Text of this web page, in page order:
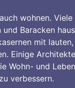
wohnen.
und Baracken
mit
Einige
Wohn- und
verbessern.